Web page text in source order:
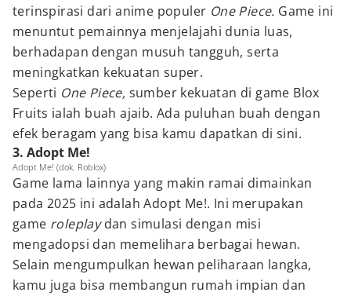
terinspirasi dari anime populer One Piece. Game ini
menuntut pemainnya menjelajahi dunia luas,
berhadapan dengan musuh tangguh, serta
meningkatkan kekuatan super.
Seperti One Piece, sumber kekuatan di game Blox
Fruits ialah buah ajaib. Ada puluhan buah dengan
efek beragam yang bisa kamu dapatkan di sini.
3. Adopt Me!
Adopt Me! (dok. Roblox)
Game lama lainnya yang makin ramai dimainkan
pada 2025 ini adalah Adopt Me!. Ini merupakan
game roleplaydan simulasi dengan misi
mengadopsi dan memelihara berbagai hewan.
Selain mengumpulkan hewan peliharaan langka,
kamu juga bisa membangun rumah impian dan